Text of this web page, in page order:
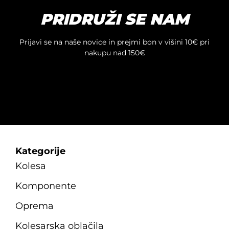
PRIDRUŽI SE NAM
Prijavi se na naše novice in prejmi bon v višini 10€ pri
nakupu nad 150€
Kategorije
Kolesa
Komponente
Oprema
Kolesarska oblačila